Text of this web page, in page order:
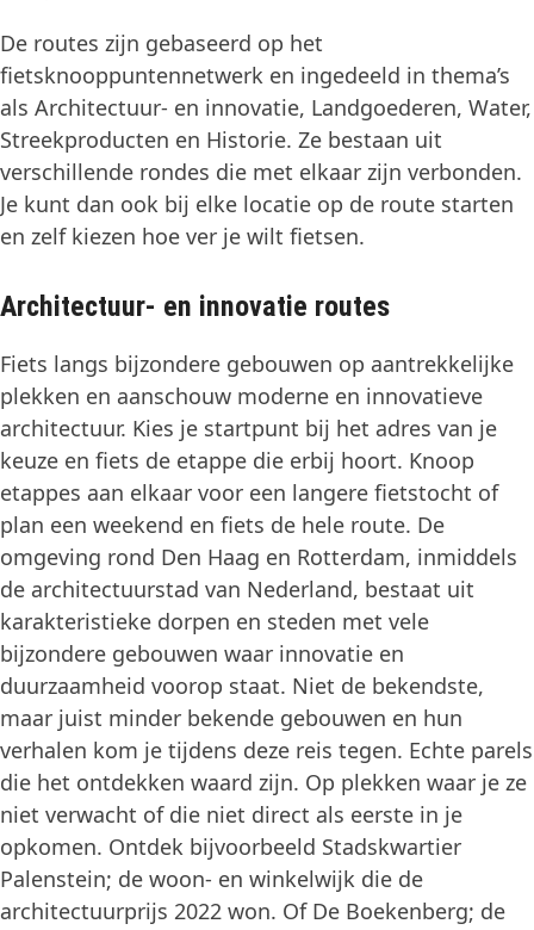
De routes zijn gebaseerd op het
fietsknooppuntennetwerk en ingedeeld in thema’s
als Architectuur- en innovatie, Landgoederen, Water,
Streekproducten en Historie. Ze bestaan uit
verschillende rondes die met elkaar zijn verbonden.
Je kunt dan ook bij elke locatie op de route starten
en zelf kiezen hoe ver je wilt fietsen.
Architectuur- en innovatie routes
Fiets langs bijzondere gebouwen op aantrekkelijke
plekken en aanschouw moderne en innovatieve
architectuur. Kies je startpunt bij het adres van je
keuze en fiets de etappe die erbij hoort. Knoop
etappes aan elkaar voor een langere fietstocht of
plan een weekend en fiets de hele route. De
omgeving rond Den Haag en Rotterdam, inmiddels
de architectuurstad van Nederland, bestaat uit
karakteristieke dorpen en steden met vele
bijzondere gebouwen waar innovatie en
duurzaamheid voorop staat. Niet de bekendste,
maar juist minder bekende gebouwen en hun
verhalen kom je tijdens deze reis tegen. Echte parels
die het ontdekken waard zijn. Op plekken waar je ze
niet verwacht of die niet direct als eerste in je
opkomen. Ontdek bijvoorbeeld Stadskwartier
Palenstein; de woon- en winkelwijk die de
architectuurprijs 2022 won. Of De Boekenberg; de